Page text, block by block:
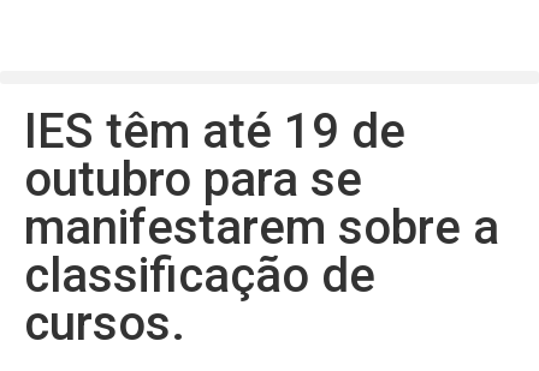
IES têm até 19 de
outubro para se
manifestarem sobre a
classificação de
cursos.